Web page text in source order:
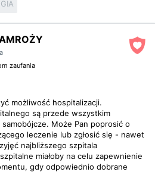
zaufania
możliwość hospitalizacji.
są przede wszystkim
Może Pan poprosić o
leczenie lub zgłosić się - nawet
najbliższego szpitala
miałoby na celu zapewnienie
gdy odpowiednio dobrane